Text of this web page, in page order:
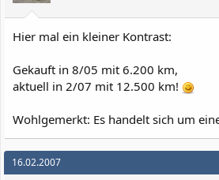
Hier mal ein kleiner Kontrast:
Gekauft in 8/05 mit 6.200 km,
aktuell in 2/07 mit 12.500 km!
Wohlgemerkt: Es handelt sich um
16.02.2007